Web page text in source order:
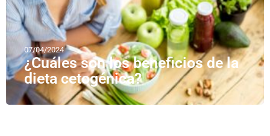
07/04/2024
¿Cuáles son los beneficios de la
dieta cetogénica?